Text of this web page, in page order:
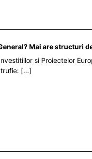
Mai are structuri
si Proiectelor
[...]